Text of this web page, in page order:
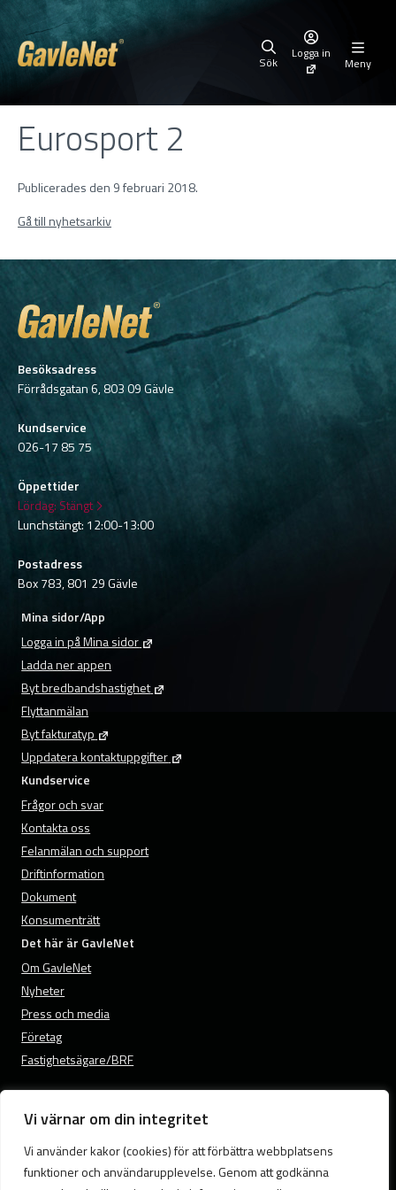
Vi värnar om din integritet
Vi använder kakor (cookies) för att förbättra webbplatsens
funktioner och användarupplevelse. Genom att godkänna
Sök
Logga in
Meny
Eurosport 2
Publicerades den 9 februari 2018.
Gå till nyhetsarkiv
Besöksadress
Förrådsgatan 6, 803 09 Gävle
Kundservice
026-17 85 75
Öppettider
Lördag: Stängt
Lunchstängt: 12:00-13:00
Postadress
Box 783, 801 29 Gävle
Mina sidor/App
Logga in på Mina sidor
Ladda ner appen
Byt bredbandshastighet
Flyttanmälan
Byt fakturatyp
Uppdatera kontaktuppgifter
Kundservice
Frågor och svar
Kontakta oss
Felanmälan och support
Driftinformation
Dokument
Konsumenträtt
Det här är GavleNet
Om GavleNet
Nyheter
Press och media
Företag
Fastighetsägare/BRF
Samtyckesval
Cookies